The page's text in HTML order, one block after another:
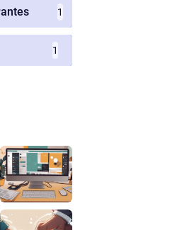
1
1